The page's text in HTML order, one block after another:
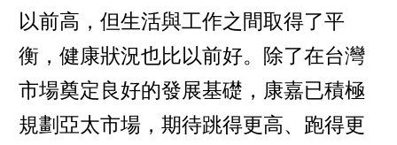
以前高，但生活與工作之間取得了平
衡，健康狀況也比以前好。除了在台灣
市場奠定良好的發展基礎，康嘉已積極
規劃亞太市場，期待跳得更高、跑得更